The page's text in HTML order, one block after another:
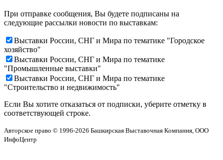
При отправке сообщения, Вы будете подписаны на
следующие рассылки новости по выставкам:
Выставки России, СНГ и Мира по тематике "Городское
хозяйство"
Выставки России, СНГ и Мира по тематике
"Промышленные выставки"
Выставки России, СНГ и Мира по тематике
"Строительство и недвижимость"
Если Вы хотите отказаться от подписки, уберите отметку в
соответствующей строке.
Авторское право © 1996-2026 Башкирская Выставочная Компания, ООО
ИнфоЦентр